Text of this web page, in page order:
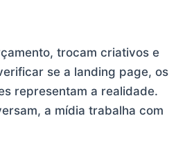
trocam criativos e
se a landing page, os
representam a realidade.
a mídia trabalha com